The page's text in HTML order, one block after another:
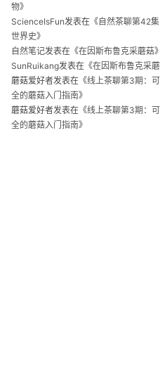
物》
ScienceIsFun发表在《 自然茶聊第42
世界史》
自然笔记发表在《在因斯布鲁克采蘑菇》
SunRuikang发表在《在因斯布鲁克采
蘑菇爱好者发表在《线上茶聊第3期：
全的蘑菇入门指南》
蘑菇爱好者发表在《线上茶聊第3期：
全的蘑菇入门指南》